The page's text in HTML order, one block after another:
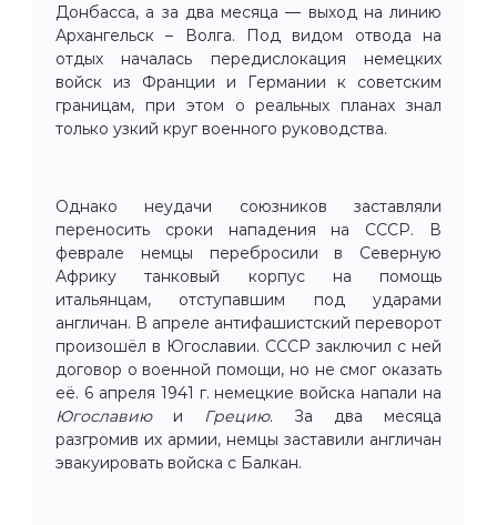
Донбасса, а за два месяца — выход на линию
Архангельск – Волга. Под видом отвода на
отдых началась передислокация немецких
войск из Франции и Германии к советским
границам, при этом о реальных планах знал
только узкий круг военного руководства.
Однако неудачи союзников заставляли
переносить сроки нападения на СССР. В
феврале немцы перебросили в Северную
Африку танковый корпус на помощь
итальянцам, отступавшим под ударами
англичан. В апреле антифашистский переворот
произошёл в Югославии. СССР заключил с ней
договор о военной помощи, но не смог оказать
её. 6 апреля 1941 г. немецкие войска напали на
Югославию и Грецию. За два месяца
разгромив их армии, немцы заставили англичан
эвакуировать войска с Балкан.